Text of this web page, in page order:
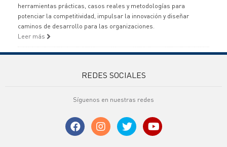
herramientas prácticas, casos reales y metodologías para
potenciar la competitividad, impulsar la innovación y diseñar
caminos de desarrollo para las organizaciones.
Leer más
REDES SOCIALES
Síguenos en nuestras redes